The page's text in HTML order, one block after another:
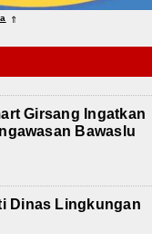
⇑
Girsang Ingatkan
Bawaslu
Dinas Lingkungan